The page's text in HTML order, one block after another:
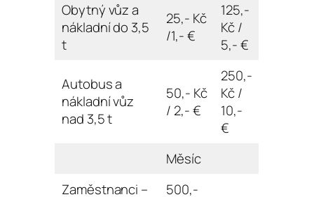
Obytný vůz a
nákladní do 3,5
t
25,- Kč
/1,- €
125,-
Kč /
5,- €
Autobus a
nákladní vůz
nad 3,5 t
50,- Kč
/ 2,- €
250,-
Kč /
10,-
€
Měsíc
Zaměstnanci –
500,-